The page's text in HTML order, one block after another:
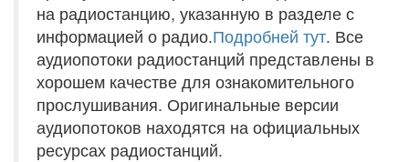
на радиостанцию, указанную в разделе с
информацией о радио.Подробней тут. Все
аудиопотоки радиостанций представлены в
хорошем качестве для ознакомительного
прослушивания. Оригинальные версии
аудиопотоков находятся на официальных
ресурсах радиостанций.